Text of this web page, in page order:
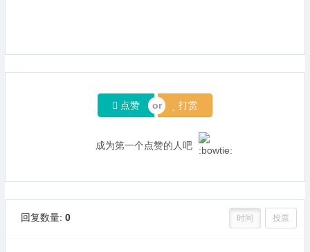
点赞 打赏
成为第一个点赞的人吧
回复数量: 0 时间 投票